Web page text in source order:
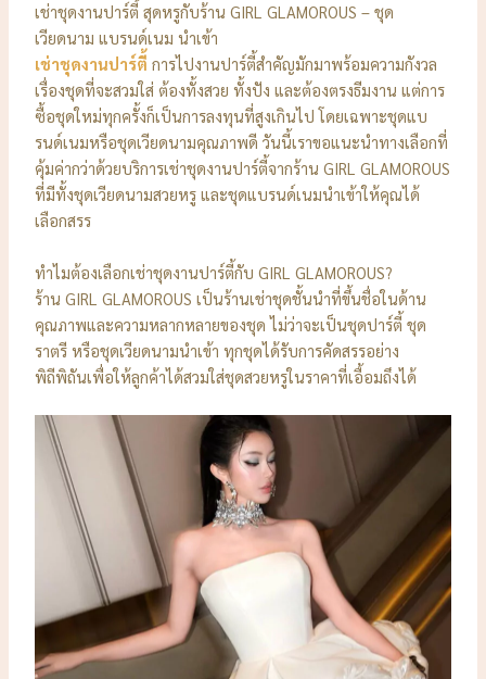
เช่าชุดงานปาร์ตี้ สุดหรูกับร้าน GIRL GLAMOROUS – ชุด
เวียดนาม แบรนด์เนม นำเข้า
เช่าชุดงานปาร์ตี้ การไปงานปาร์ตี้สำคัญมักมาพร้อมความกังวล
เรื่องชุดที่จะสวมใส่ ต้องทั้งสวย ทั้งปัง และต้องตรงธีมงาน แต่การ
ซื้อชุดใหม่ทุกครั้งก็เป็นการลงทุนที่สูงเกินไป โดยเฉพาะชุดแบ
รนด์เนมหรือชุดเวียดนามคุณภาพดี วันนี้เราขอแนะนำทางเลือกที่
คุ้มค่ากว่าด้วยบริการเช่าชุดงานปาร์ตี้จากร้าน GIRL GLAMOROUS
ที่มีทั้งชุดเวียดนามสวยหรู และชุดแบรนด์เนมนำเข้าให้คุณได้
เลือกสรร
ทำไมต้องเลือกเช่าชุดงานปาร์ตี้กับ GIRL GLAMOROUS?
ร้าน GIRL GLAMOROUS เป็นร้านเช่าชุดชั้นนำที่ขึ้นชื่อในด้าน
คุณภาพและความหลากหลายของชุด ไม่ว่าจะเป็นชุดปาร์ตี้ ชุด
ราตรี หรือชุดเวียดนามนำเข้า ทุกชุดได้รับการคัดสรรอย่าง
พิถีพิถันเพื่อให้ลูกค้าได้สวมใส่ชุดสวยหรูในราคาที่เอื้อมถึงได้